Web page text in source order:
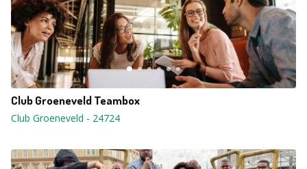
Club Groeneveld Teambox
Club Groeneveld - 24724